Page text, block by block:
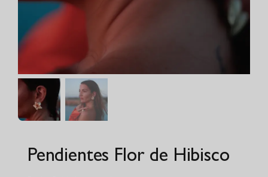
Pendientes Flor de Hibisco